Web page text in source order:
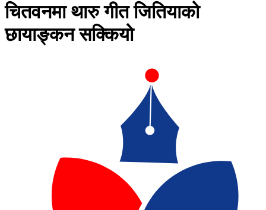
चितवनमा थारु गीत जितियाको
छायाङ्कन सक्कियो